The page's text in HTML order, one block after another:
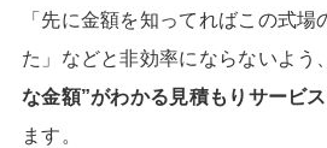
「先に金額を知ってればこの式場
た」などと非効率にならないよう、
な金額”がわかる見積もりサービス
ます。